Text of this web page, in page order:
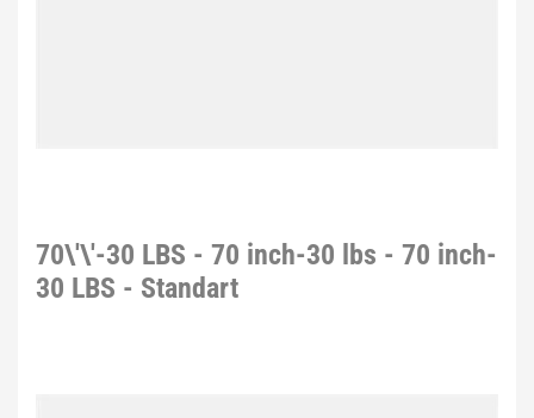
70\'\'-30 LBS - 70 inch-30 lbs - 70 inch-
30 LBS - Standart